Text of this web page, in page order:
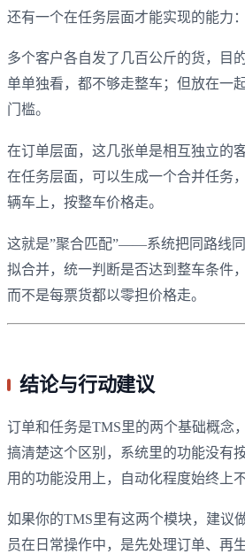
还有一个在任务层面才能实现的能力
多个客户各自发了几百公斤的货，目
单单独看，都不够走整车；但放在一
门槛。
在订单层面，这几张单是相互独立的
在任务层面，可以生成一个合并任务
辆车上，按整车价格走。
这就是”聚合匹配”——系统把同路线
拟合并，统一判断是否达到整车条件
而不是每票货都以零担价格走。
结论与行动建议
订单和任务是TMS里的两个基础概念
搞清楚这个区别，系统里的功能没有
用的功能没用上，自动化程度始终上不
如果你的TMS里有这两个模块，建议
员在日常操作中，是先处理订单、再